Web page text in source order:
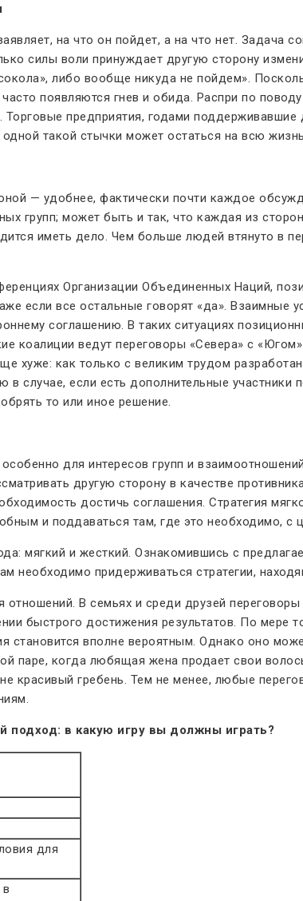
на что он пойдет, а на что нет. Задача
силы воли принуждает другую сторону
либо вообще никуда не пойдем».
появляются гнев и обида. Распри по
предприятия, годами
такой стычки может остаться на всю жизнь.
— удобнее, фактически почти каждое
групп; может быть и так, что каждая из
иметь дело. Чем больше людей втянуто в
Организации Объединенных Наций,
если все остальные говорят «да». Взаимные
соглашению. В таких ситуациях
ведут переговоры «Севера» с
как только с великим трудом
случае, если есть дополнительные
то или иное решение.
для интересов групп и
другую сторону в качестве
достичь соглашения. Стратегия
и поддаваться там, где это необходимо, с
мягкий и жесткий. Ознакомившись с
придерживаться стратегии,
отношений. В семьях и среди друзей
быстрого достижения результатов. По мере
становится вполне вероятным. Однако оно
паре, когда любящая жена продает свои
гребень. Тем не менее, любые
подход: в какую игру вы должны играть?
для